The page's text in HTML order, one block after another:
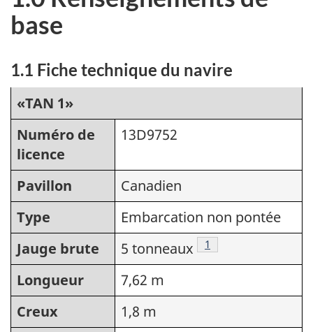
base
1.1 Fiche technique du navire
«TAN 1»
Numéro de
licence
13D9752
Pavillon
Canadien
Type
Embarcation non pontée
Jauge brute
5 tonneaux Note de bas de page
1
Longueur
7,62 m
Creux
1,8 m